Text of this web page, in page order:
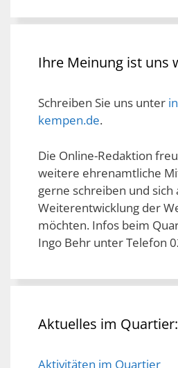
Ihre Meinung ist uns
Schreiben Sie uns unter
kempen.de.
Die Online-Redaktion
weitere ehrenamtliche
gerne schreiben und sich
Weiterentwicklung der
möchten. Infos beim
Ingo Behr unter Telefon
Aktuelles im Quartier:
Aktivitäten im Quartier